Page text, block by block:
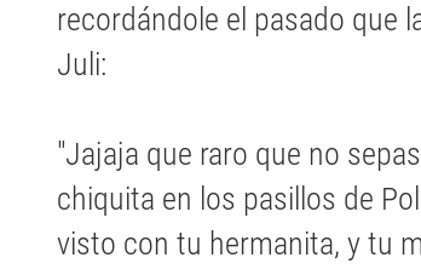
recordándole el pasado que
Juli:
"Jajaja que raro que no
chiquita en los pasillos de
visto con tu hermanita, y tu